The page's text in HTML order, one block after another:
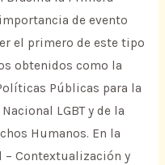
de evento
el primero de este tipo
obtenidos como la
Públicas para la
LGBT y de la
Humanos. En la
– Contextualización y